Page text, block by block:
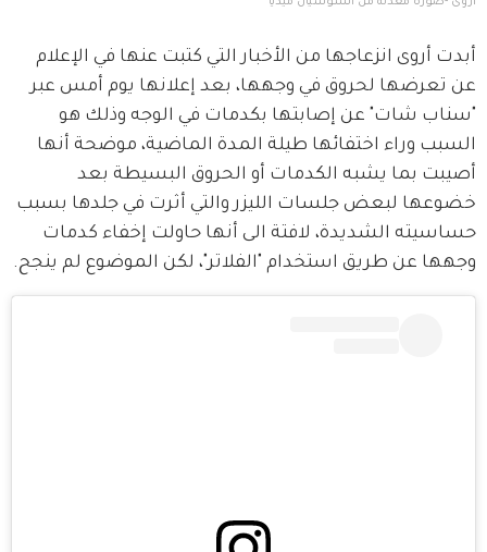
أبدت أروى انزعاجها من الأخبار التي كتبت عنها في الإعلام
عن تعرضها لحروق في وجهها، بعد إعلانها يوم أمس عبر
"سناب شات" عن إصابتها بكدمات في الوجه وذلك هو
السبب وراء اختفائها طيلة المدة الماضية، موضحة أنها
أصيبت بما يشبه الكدمات أو الحروق البسيطة بعد
خضوعها لبعض جلسات الليزر والتي أثرت في جلدها بسبب
حساسيته الشديدة، لافتة الى أنها حاولت إخفاء كدمات
وجهها عن طريق استخدام "الفلاتر"، لكن الموضوع لم ينجح.